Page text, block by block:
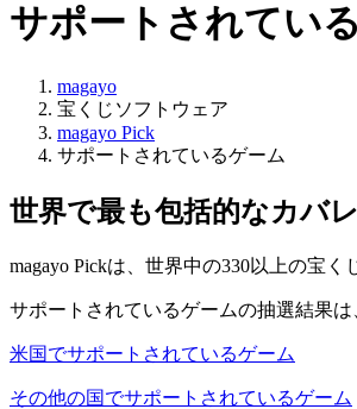
サポートされてい
magayo
宝くじソフトウェア
magayo Pick
サポートされているゲーム
世界で最も包括的なカバ
magayo Pickは、世界中の330以上の宝
サポートされているゲームの抽選結果は
米国でサポートされているゲーム
その他の国でサポートされているゲーム